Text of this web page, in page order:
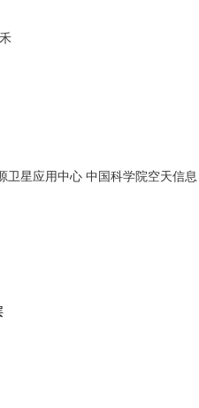
卫星应用中心 中国科学院空天信息